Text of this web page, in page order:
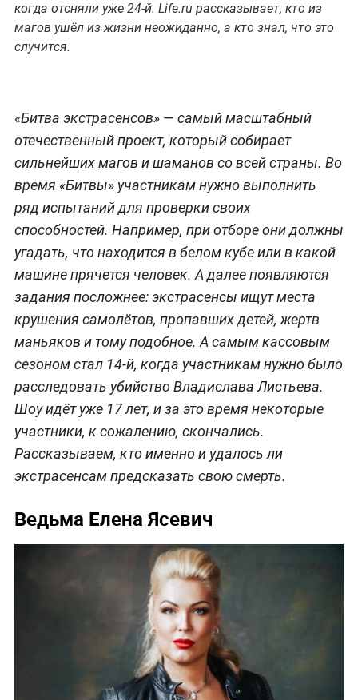
когда отсняли уже 24-й. Life.ru рассказывает, кто из
магов ушёл из жизни неожиданно, а кто знал, что это
случится.
«Битва экстрасенсов» — самый масштабный
отечественный проект, который собирает
сильнейших магов и шаманов со всей страны. Во
время «Битвы» участникам нужно выполнить
ряд испытаний для проверки своих
способностей. Например, при отборе они должны
угадать, что находится в белом кубе или в какой
машине прячется человек. А далее появляются
задания посложнее: экстрасенсы ищут места
крушения самолётов, пропавших детей, жертв
маньяков и тому подобное. А самым кассовым
сезоном стал 14-й, когда участникам нужно было
расследовать убийство Владислава Листьева.
Шоу идёт уже 17 лет, и за это время некоторые
участники, к сожалению, скончались.
Рассказываем, кто именно и удалось ли
экстрасенсам предсказать свою смерть.
Ведьма Елена Ясевич